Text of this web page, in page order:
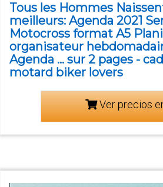
Tous les Hommes
meilleurs: Agenda 2021
Motocross format A5
organisateur
Agenda ... sur 2 pages -
motard biker lovers
Ver precios